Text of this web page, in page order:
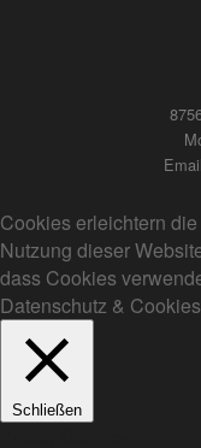
Cookies erleichtern
Nutzung dieser
dass Cookies
Datenschutz & Cookies
Schließen